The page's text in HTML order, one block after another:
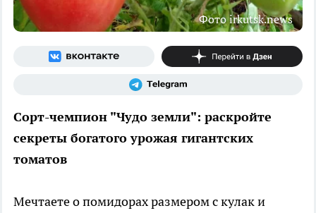
Фото irkutsk.news
Сорт-чемпион "Чудо земли": раскройте
секреты богатого урожая гигантских
томатов
Мечтаете о помидорах размером с кулак и